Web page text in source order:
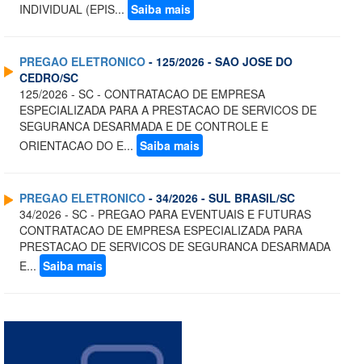
INDIVIDUAL (EPIS... Saiba mais
PREGAO ELETRONICO - 125/2026 - SAO JOSE DO
CEDRO/SC
125/2026 - SC - CONTRATACAO DE EMPRESA
ESPECIALIZADA PARA A PRESTACAO DE SERVICOS DE
SEGURANCA DESARMADA E DE CONTROLE E
ORIENTACAO DO E... Saiba mais
PREGAO ELETRONICO - 34/2026 - SUL BRASIL/SC
34/2026 - SC - PREGAO PARA EVENTUAIS E FUTURAS
CONTRATACAO DE EMPRESA ESPECIALIZADA PARA
PRESTACAO DE SERVICOS DE SEGURANCA DESARMADA
E... Saiba mais